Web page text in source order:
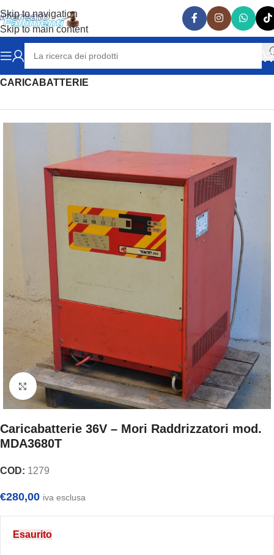
Skip to navigation
Skip to main content
Home MACCHINE UTENSILI e ATTREZZATURE
CARICABATTERIE
Clicca per ingrandire
Caricabatterie 36V – Mori Raddrizzatori mod.
MDA3680T
COD: 1279
€280,00 iva esclusa
Esaurito